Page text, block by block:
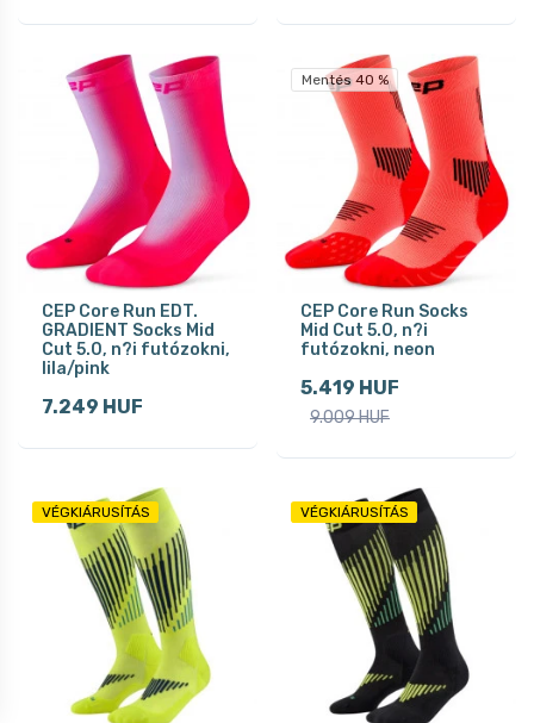
CEP Core Run EDT.
GRADIENT Socks Mid
Cut 5.0, n?i futózokni,
lila/pink
7.249 HUF
Mentés 40 %
CEP Core Run Socks
Mid Cut 5.0, n?i
futózokni, neon
5.419 HUF
9.009 HUF
VÉGKIÁRUSÍTÁS VÉGKIÁRUSÍTÁS